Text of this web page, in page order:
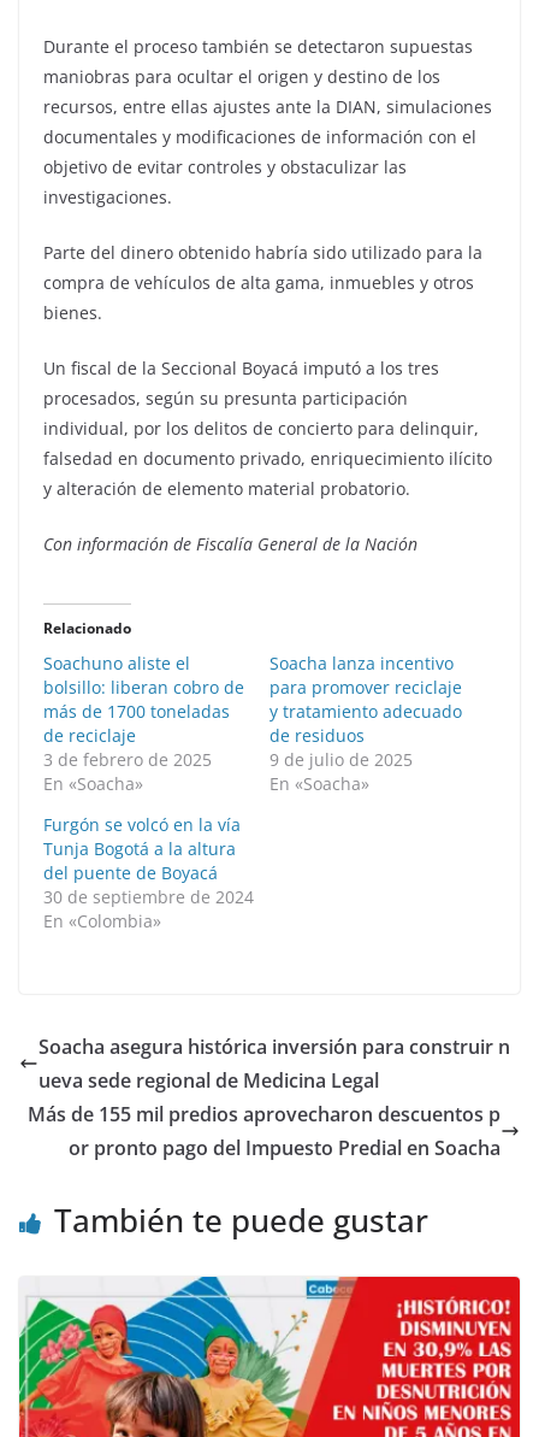
Durante el proceso también se detectaron supuestas
maniobras para ocultar el origen y destino de los
recursos, entre ellas ajustes ante la DIAN, simulaciones
documentales y modificaciones de información con el
objetivo de evitar controles y obstaculizar las
investigaciones.
Parte del dinero obtenido habría sido utilizado para la
compra de vehículos de alta gama, inmuebles y otros
bienes.
Un fiscal de la Seccional Boyacá imputó a los tres
procesados, según su presunta participación
individual, por los delitos de concierto para delinquir,
falsedad en documento privado, enriquecimiento ilícito
y alteración de elemento material probatorio.
Con información de Fiscalía General de la Nación
Relacionado
Soachuno aliste el
bolsillo: liberan cobro de
más de 1700 toneladas
de reciclaje
3 de febrero de 2025
En «Soacha»
Soacha lanza incentivo
para promover reciclaje
y tratamiento adecuado
de residuos
9 de julio de 2025
En «Soacha»
Furgón se volcó en la vía
Tunja Bogotá a la altura
del puente de Boyacá
30 de septiembre de 2024
En «Colombia»
Soacha asegura histórica inversión para construir n
ueva sede regional de Medicina Legal
Más de 155 mil predios aprovecharon descuentos p
or pronto pago del Impuesto Predial en Soacha
También te puede gustar